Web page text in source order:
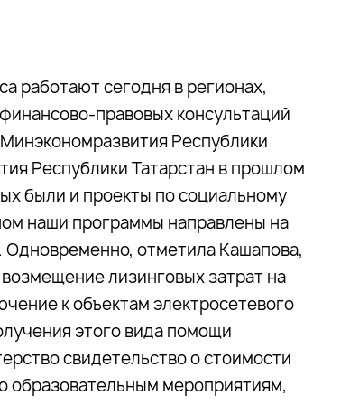
работают сегодня в регионах,
правовых консультаций
Республики
Республики Татарстан в прошлом
были и проекты по социальному
наши программы направлены на
Одновременно, отметила Кашапова,
лизинговых затрат на
к объектам электросетевого
этого вида помощи
свидетельство о стоимости
образовательным мероприятиям,